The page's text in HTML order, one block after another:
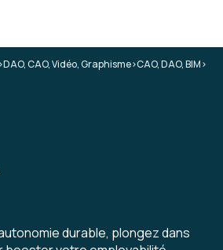
>DAO, CAO, Vidéo, Graphisme>CAO, DAO, BIM>
durable, plongez dans